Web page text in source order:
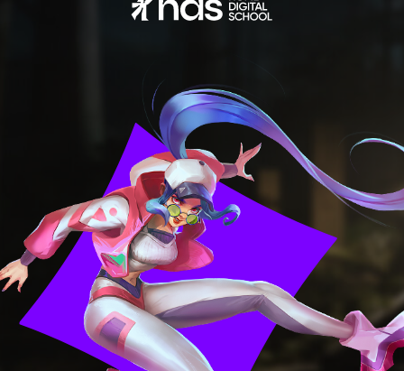
HDS 2026
Персональные данные физических лиц, включая фото- и видеоизображения,
выдана Министерством образования и науки города Москвы,